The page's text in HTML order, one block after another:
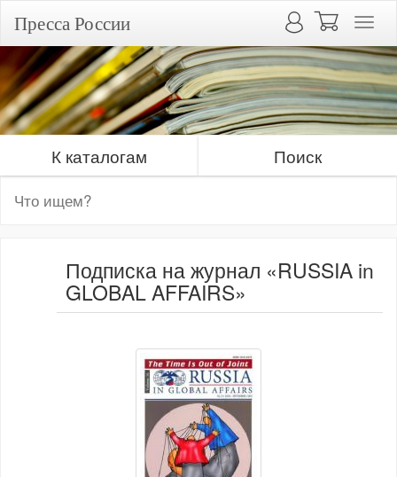
Пресса России
К каталогам Поиск
Подписка на журнал «RUSSIA in
GLOBAL AFFAIRS»